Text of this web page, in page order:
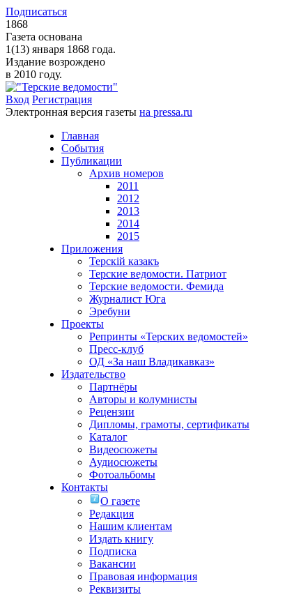
Подписаться
1868
Газета основана
1(13) января 1868 года.
Издание возрождено
в 2010 году.
Вход Регистрация
Электронная версия газеты на pressa.ru
Главная
События
Публикации
Архив номеров
2011
2012
2013
2014
2015
Приложения
Терскiй казакъ
Терские ведомости. Патриот
Терские ведомости. Фемида
Журналист Юга
Эребуни
Проекты
Репринты «Терских ведомостей»
Пресс-клуб
ОД «За наш Владикавказ»
Издательство
Партнёры
Авторы и колумнисты
Рецензии
Дипломы, грамоты, сертификаты
Каталог
Видеосюжеты
Аудиосюжеты
Фотоальбомы
Контакты
О газете
Редакция
Нашим клиентам
Издать книгу
Подписка
Вакансии
Правовая информация
Реквизиты